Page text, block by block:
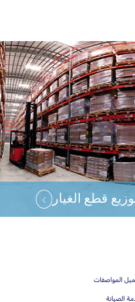
قطع الغيار
المواصفات
الصيانة